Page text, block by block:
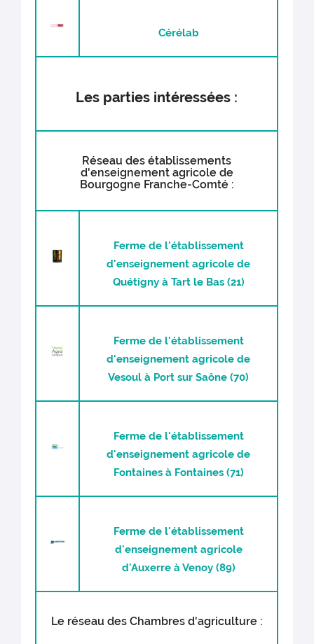
Cérélab
Les parties intéressées :
Réseau des établissements
d'enseignement agricole de
Bourgogne Franche-Comté :
Ferme de l'établissement
d'enseignement agricole de
Quétigny à Tart le Bas (21)
Ferme de l'établissement
d'enseignement agricole de
Vesoul à Port sur Saône (70)
Ferme de l'établissement
d'enseignement agricole de
Fontaines à Fontaines (71)
Ferme de l'établissement
d'enseignement agricole
d'Auxerre à Venoy (89)
Le réseau des Chambres d'agriculture :